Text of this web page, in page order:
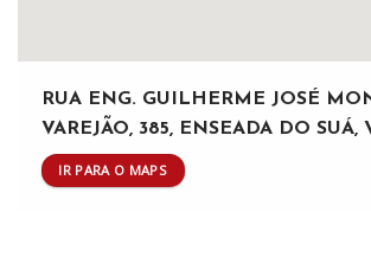
RUA ENG. GUILHERME JOSÉ
VAREJÃO, 385, ENSEADA DO SUÁ,
IR PARA O MAPS